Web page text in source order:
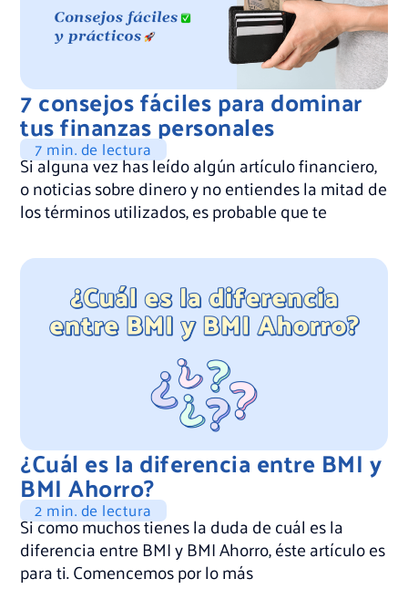
7 consejos fáciles para dominar
tus finanzas personales
7 min. de lectura
Si alguna vez has leído algún artículo financiero,
o noticias sobre dinero y no entiendes la mitad de
los términos utilizados, es probable que te
¿Cuál es la diferencia entre BMI y
BMI Ahorro?
2 min. de lectura
Si como muchos tienes la duda de cuál es la
diferencia entre BMI y BMI Ahorro, éste artículo es
para ti. Comencemos por lo más